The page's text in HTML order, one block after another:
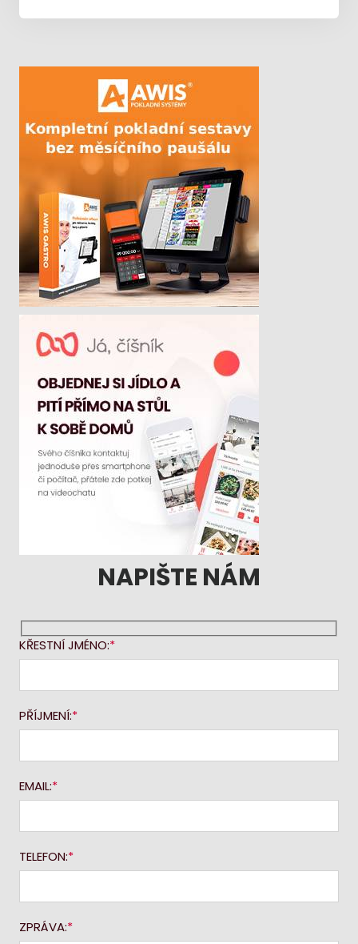
NAPIŠTE NÁM
KŘESTNÍ JMÉNO:
PŘÍJMENÍ:
EMAIL:
TELEFON:
ZPRÁVA: